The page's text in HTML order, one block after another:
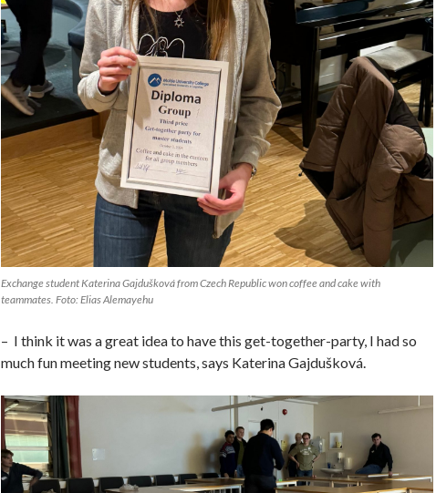
Exchange student Katerina Gajdušková from Czech Republic won coffee and cake with
teammates. Foto: Elias Alemayehu
– I think it was a great idea to have this get-together-party, I had so
much fun meeting new students, says Katerina Gajdušková.